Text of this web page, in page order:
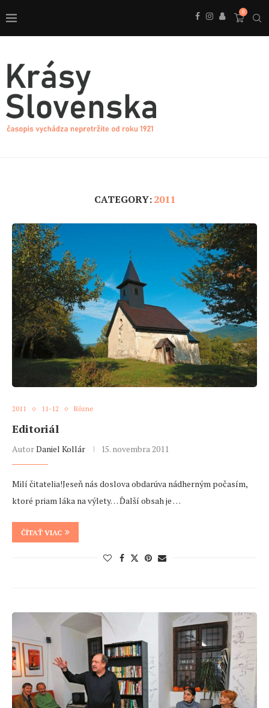
0
CATEGORY: 2011
2011 11-12 Rôzne
Editoriál
AutorDaniel Kollár 15. novembra 2011
Milí čitatelia!Jeseň nás doslova obdarúva nádherným počasím,
ktoré priam láka na výlety… Ďalší obsah je …
ČÍTAŤ VIAC